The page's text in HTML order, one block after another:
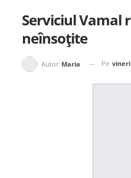
Serviciul Vamal
neînsoțite
Autor Maria Pe vineri